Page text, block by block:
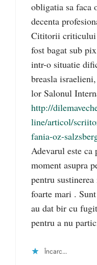
obligatia sa faca
decenta
Cititorii criticului
fost bagat sub
intr-o situatie
breasla
lor Salonul
http://
line/articol/
fania-oz-
Adevarul este ca
moment asupra
pentru
foarte mari .
au dat bir cu
pentru a nu
Încarc...